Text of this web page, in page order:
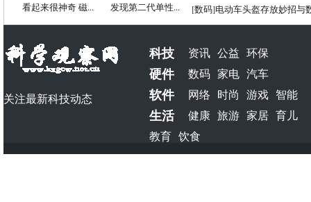
看起来很神奇 磁... 发现第二代单性...
[数码]电动车头盔存放妙招与
关注最新科技动态
科技 资讯 公益 环保
硬件 数码 家电 汽车
软件 网络 时尚 游戏 智能
生活 健康 旅游 家居 育儿
教育 饮食